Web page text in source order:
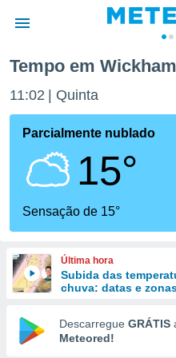
da
foi
fornecidas
a este
das
e
forma
digital
Tempo em
11:02 Quinta
Parcialmente nublado
15°
Sensação de 15°
Última hora
Subida das
chuva: datas e
Descarregue GRÁTIS
Meteored!